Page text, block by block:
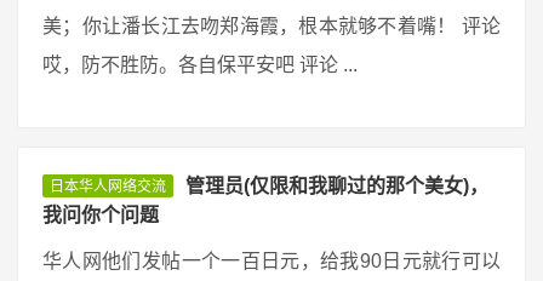
美；你让潘长江去吻郑海霞，根本就够不着嘴！ 评论
哎，防不胜防。各自保平安吧 评论 ...
日本华人网络交流
管理员(仅限和我聊过的那个美女)，
我问你个问题
华人网他们发帖一个一百日元，给我90日元就行可以